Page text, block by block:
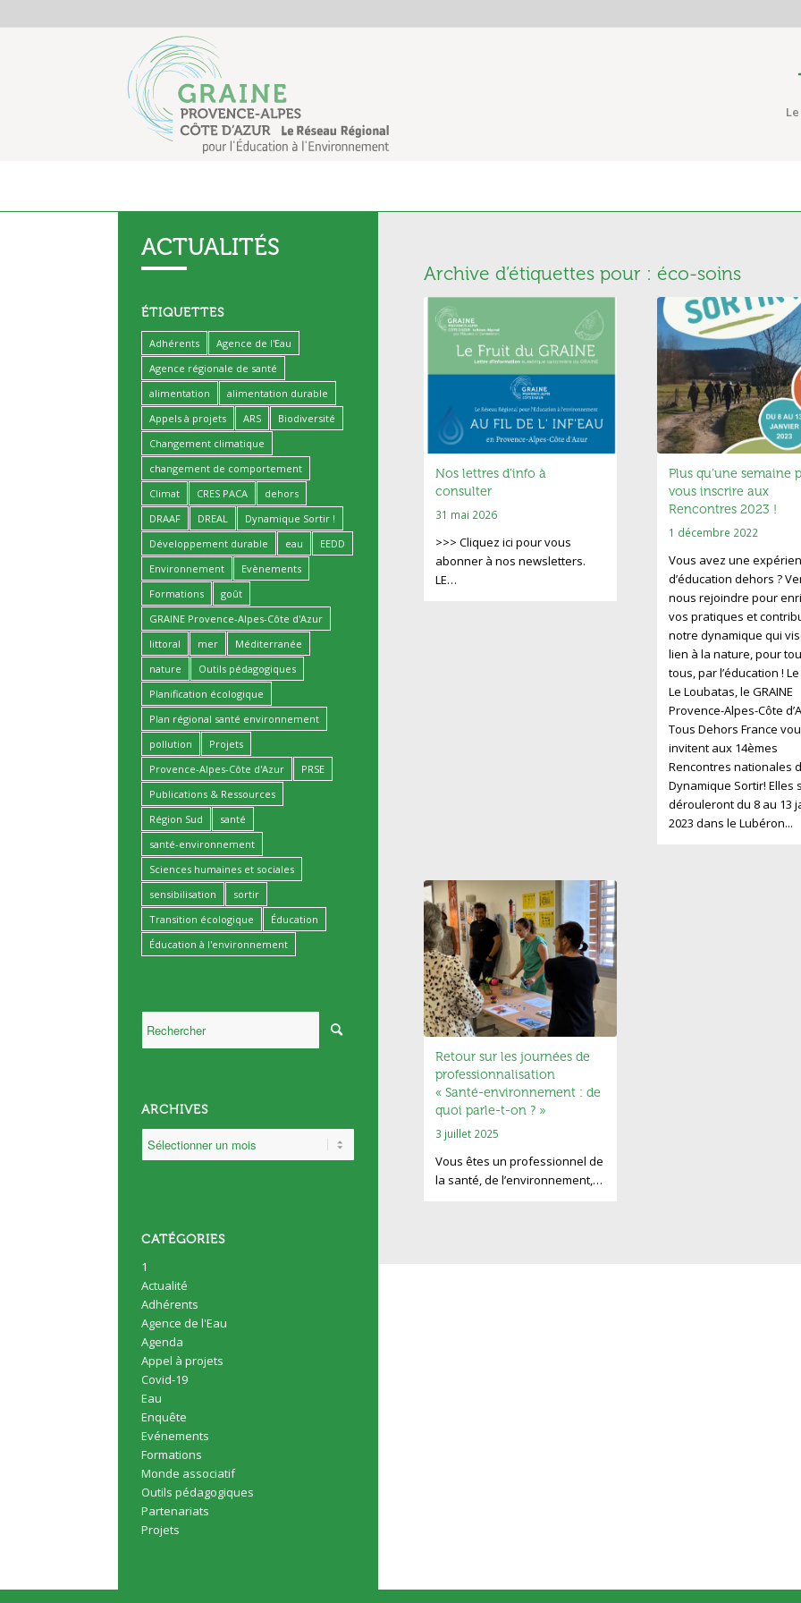
Archive d’étiquettes pour : éco-soins
Nos lettres d’info à
consulter
31 mai 2026
>>> Cliquez ici pour vous
abonner à nos newsletters.
LE…
Plus qu’une semaine
vous inscrire aux
Rencontres 2023 !
1 décembre 2022
Vous avez une
d’éducation dehors ?
nous rejoindre pour
vos pratiques et
notre dynamique qui
lien à la nature, pour
tous, par l’éducation ! Le
Le Loubatas, le GRAINE
Provence-Alpes-Côte
Tous Dehors France
invitent aux 14èmes
Rencontres nationales
Dynamique Sortir! Elles
dérouleront du 8 au 13
2023 dans le Lubéron...
Retour sur les journées de
professionnalisation
« Santé-environnement : de
quoi parle-t-on ? »
3 juillet 2025
Vous êtes un professionnel de
la santé, de l’environnement,…
ACTUALITÉS
ÉTIQUETTES
Adhérents
Agence de l'Eau
Agence régionale de santé
alimentation
alimentation durable
Appels à projets
ARS
Biodiversité
Changement climatique
changement de comportement
Climat
CRES PACA
dehors
DRAAF
DREAL
Dynamique Sortir !
Développement durable
eau
EEDD
Environnement
Evènements
Formations
goût
GRAINE Provence-Alpes-Côte d'Azur
littoral
mer
Méditerranée
nature
Outils pédagogiques
Planification écologique
Plan régional santé environnement
pollution
Projets
Provence-Alpes-Côte d'Azur
PRSE
Publications & Ressources
Région Sud
santé
santé-environnement
Sciences humaines et sociales
sensibilisation
sortir
Transition écologique
Éducation
Éducation à l'environnement
ARCHIVES
CATÉGORIES
1
Actualité
Adhérents
Agence de l'Eau
Agenda
Appel à projets
Covid-19
Eau
Enquête
Evénements
Formations
Monde associatif
Outils pédagogiques
Partenariats
Projets